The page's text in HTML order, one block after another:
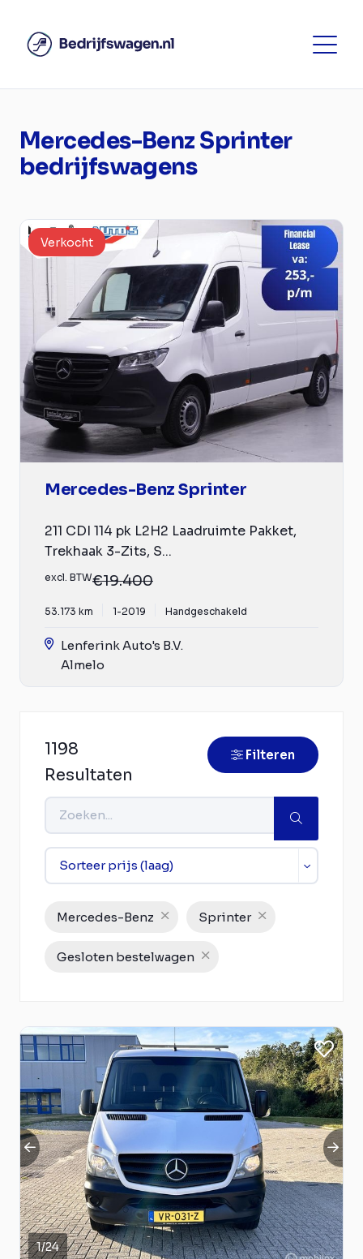
Mercedes-Benz Sprinter
bedrijfswagens
Verkocht
Mercedes-Benz Sprinter
211 CDI 114 pk L2H2 Laadruimte Pakket,
Trekhaak 3-Zits, S...
excl. BTW€19.400
53.173 km 1-2019 Handgeschakeld
Lenferink Auto's B.V.
Almelo
1198
Resultaten
Filteren
Mercedes-Benz Sprinter
Gesloten bestelwagen
1/24